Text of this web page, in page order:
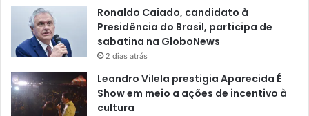
Ronaldo Caiado, candidato à
Presidência do Brasil, participa de
sabatina na GloboNews
2 dias atrás
Leandro Vilela prestigia Aparecida É
Show em meio a ações de incentivo à
cultura